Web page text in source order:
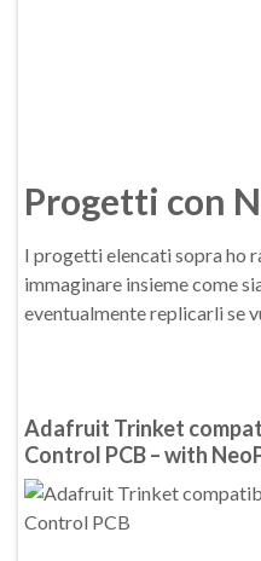
Progetti con
I progetti elencati sopra ho
immaginare insieme come
eventualmente replicarli se
Adafruit Trinket
Control PCB – with